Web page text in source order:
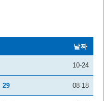
날짜
10-24
29 08-18